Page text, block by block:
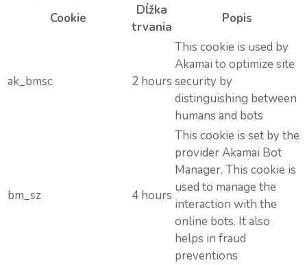
Cookie
Dĺžka
trvania
Popis
ak_bmsc 2 hours
This cookie is used by
Akamai to optimize site
security by
distinguishing between
humans and bots
bm_sz 4 hours
This cookie is set by the
provider Akamai Bot
Manager. This cookie is
used to manage the
interaction with the
online bots. It also
helps in fraud
preventions